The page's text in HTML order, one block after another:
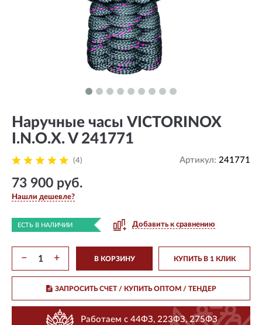
Наручные часы VICTORINOX
I.N.O.X. V 241771
(4) Артикул: 241771
73 900 руб.
Нашли дешевле?
ЕСТЬ В НАЛИЧИИ Добавить к сравнению
− + В КОРЗИНУ КУПИТЬ В 1 КЛИК
ЗАПРОСИТЬ СЧЕТ / КУПИТЬ ОПТОМ/ ТЕНДЕР
Работаем с 44ФЗ, 223ФЗ, 275ФЗ